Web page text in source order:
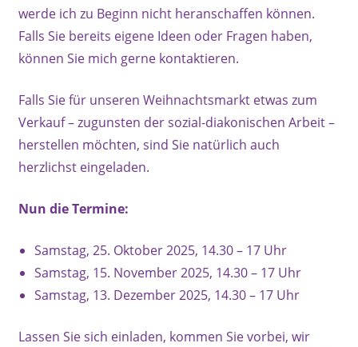
werde ich zu Beginn nicht heranschaffen können.
Falls Sie bereits eigene Ideen oder Fragen haben,
können Sie mich gerne kontaktieren.
Falls Sie für unseren Weihnachtsmarkt etwas zum
Verkauf – zugunsten der sozial-diakonischen Arbeit –
herstellen möchten, sind Sie natürlich auch
herzlichst eingeladen.
Nun die Termine:
Samstag, 25. Oktober 2025, 14.30 – 17 Uhr
Samstag, 15. November 2025, 14.30 – 17 Uhr
Samstag, 13. Dezember 2025, 14.30 – 17 Uhr
Lassen Sie sich einladen, kommen Sie vorbei, wir